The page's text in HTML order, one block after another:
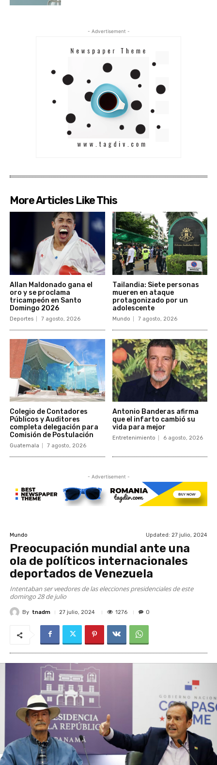
- Advertisement -
More Articles Like This
Allan Maldonado gana el
oro y se proclama
tricampeón en Santo
Domingo 2026
Deportes 7 agosto, 2026
Tailandia: Siete personas
mueren en ataque
protagonizado por un
adolescente
Mundo 7 agosto, 2026
Colegio de Contadores
Públicos y Auditores
completa delegación para
Comisión de Postulación
Guatemala 7 agosto, 2026
Antonio Banderas afirma
que el infarto cambió su
vida para mejor
Entretenimiento 6 agosto, 2026
- Advertisement -